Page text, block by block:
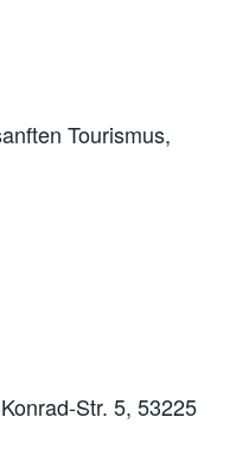
Tourismus,
Str. 5, 53225